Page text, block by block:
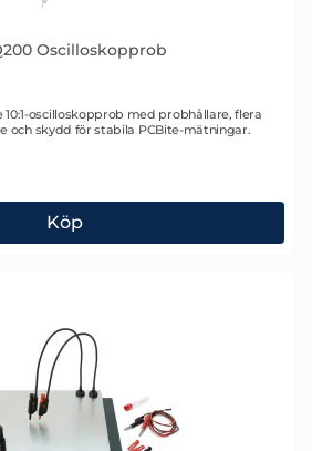
Oscilloskopprob
10:1-oscilloskopprob med probhållare, flera
och skydd för stabila PCBite-mätningar.
Köp
SQ200 Oscilloskopprob